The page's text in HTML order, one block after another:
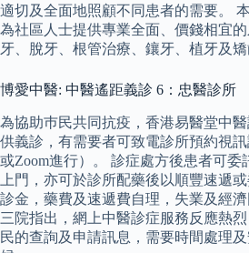
適切及全面地照顧不同患者的需要。
為社區人士提供專業全面、價錢相宜
牙、脫牙、根管治療、鑲牙、植牙及矯
博愛中醫: 中醫遙距義診 6：忠醫診所
為協助巿民共同抗疫，香港易醫堂中
供義診，有需要者可致電診所預約視
或Zoom進行）。 診症處方後患者可委
上門，亦可於診所配藥後以順豐速遞
診金，藥費及速遞費自理，失業及經
三院指出，網上中醫診症服務反應熱
民的查詢及申請訊息，需要時間處理